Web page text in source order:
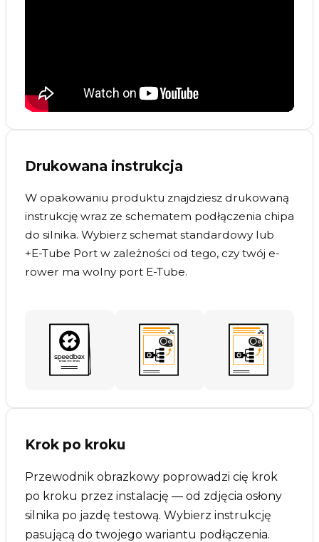
Drukowana instrukcja
W opakowaniu produktu znajdziesz drukowaną
instrukcję wraz ze schematem podłączenia chipa
do silnika. Wybierz schemat standardowy lub
+E-Tube Port w zależności od tego, czy twój e-
rower ma wolny port E-Tube.
Krok po kroku
Przewodnik obrazkowy poprowadzi cię krok
po kroku przez instalację — od zdjęcia osłony
silnika po jazdę testową. Wybierz instrukcję
pasującą do twojego wariantu podłączenia.